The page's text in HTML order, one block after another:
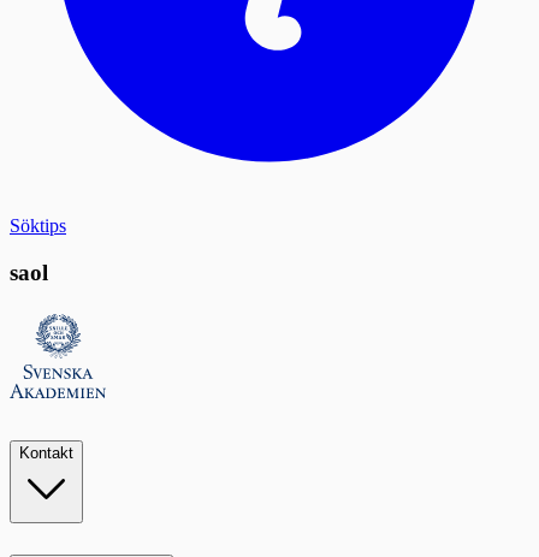
Söktips
saol
Kontakt